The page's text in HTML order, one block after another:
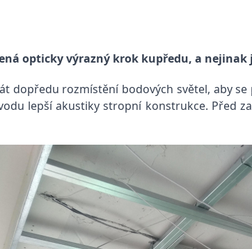
opticky výrazný krok kupředu, a nejinak
dopředu rozmístění bodových světel, aby
lepší akustiky stropní konstrukce. Před